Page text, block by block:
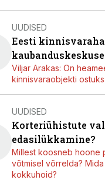
UUDISED
Eesti
kaubanduskeskuse
Viljar Arakas: On
kinnisvaraobjekti
UUDISED
Korteriühistute
edasilükkamine?
Millest koosneb hoone
võtmisel võrrelda?
kokkuhoid?